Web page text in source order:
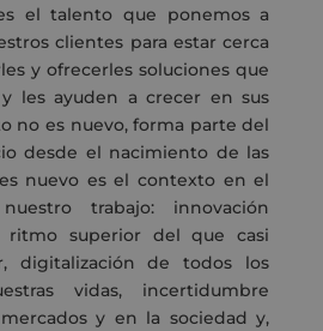
el talento que ponemos a
clientes para estar cerca
y ofrecerles soluciones que
les ayuden a crecer en sus
no es nuevo, forma parte del
desde el nacimiento de las
nuevo es el contexto en el
trabajo: innovación
ritmo superior del que casi
digitalización de todos los
vidas, incertidumbre
y en la sociedad y,